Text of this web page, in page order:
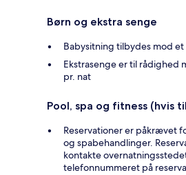
Børn og ekstra senge
Babysitning tilbydes mod
Ekstrasenge er til rådighed
pr. nat
Pool, spa og fitness (hvis
Reservationer er påkrævet
og spabehandlinger.
kontakte
telefonnummeret på